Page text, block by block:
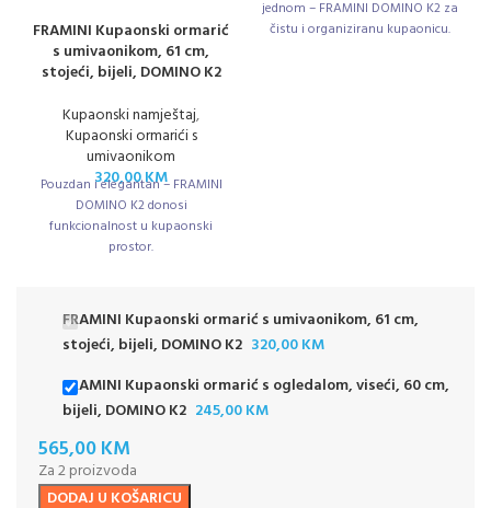
FRAMINI Kupaonski ormarić
s umivaonikom, 61 cm,
stojeći, bijeli, DOMINO K2
Kupaonski namještaj,
Kupaonski ormarići s
umivaonikom
320,00KM
Pouzdan i elegantan – FRAMINI
DOMINO K2 donosi
funkcionalnost u kupaonski
prostor.
jednom – FRAMINI DOMINO K2 za
čistu i organiziranu kupaonicu.
FRAMINI Kupaonski ormarić s umivaonikom, 61 cm,
stojeći, bijeli, DOMINO K2 320,00KM
FRAMINI Kupaonski ormarić s ogledalom, viseći, 60 cm,
bijeli, DOMINO K2 245,00KM
565,00KM
Za 2 proizvoda
DODAJ U KOŠARICU